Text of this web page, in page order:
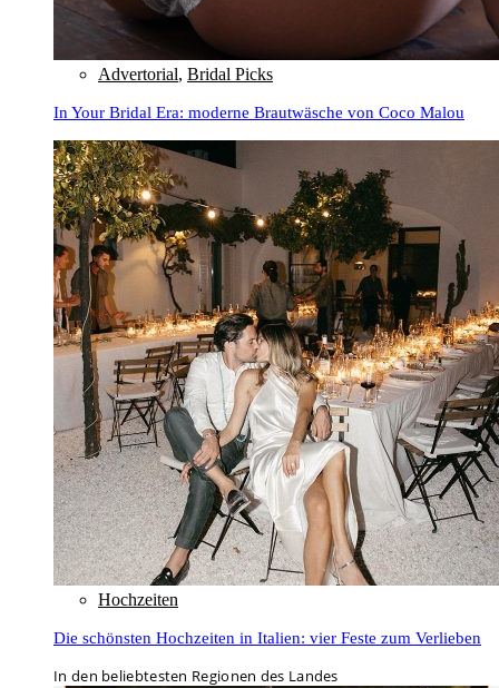
Advertorial, Bridal Picks
In Your Bridal Era: moderne Brautwäsche von Coco Malou
Hochzeiten
Die schönsten Hochzeiten in Italien: vier Feste zum Verlieben
In den beliebtesten Regionen des Landes